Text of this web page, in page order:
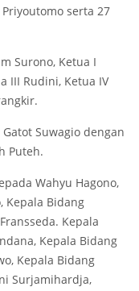
serta 27
Surono, Ketua I
III Rudini, Ketua IV
Suwagio dengan
Puteh.
Wahyu Hagono,
Kepala Bidang
Kepala
Kepala Bidang
Kepala Bidang
Surjamihardja,